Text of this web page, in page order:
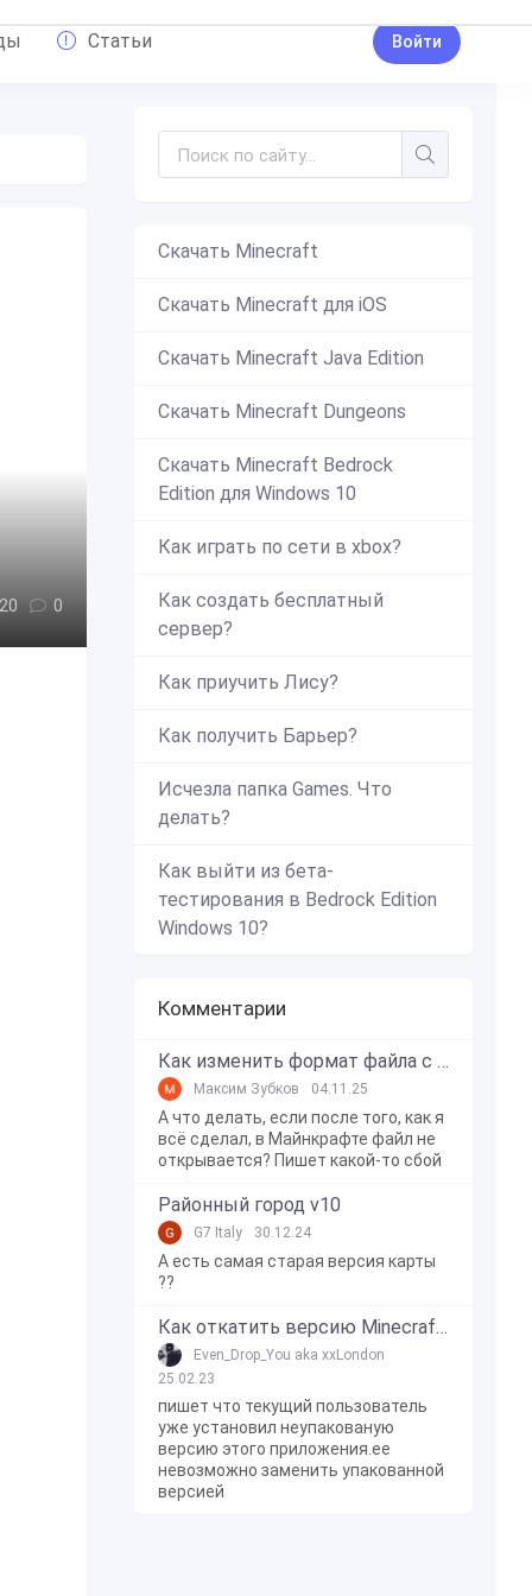
Статьи Войти
0
Скачать Minecraft
Скачать Minecraft для iOS
Скачать Minecraft Java Edition
Скачать Minecraft Dungeons
Скачать Minecraft Bedrock
Edition для Windows 10
Как играть по сети в xbox?
Как создать бесплатный
сервер?
Как приучить Лису?
Как получить Барьер?
Исчезла папка Games. Что
делать?
Как выйти из бета-
тестирования в Bedrock Edition
Windows 10?
Комментарии
Как изменить формат файла с zip в mcworld?
Максим Зубков 04.11.25
А что делать, если после того, как я
всё сделал, в Майнкрафте файл не
открывается? Пишет какой-то сбой
Районный город v10
G7 Italy 30.12.24
А есть самая старая версия карты
??
Как откатить версию Minecraft Bedrock Edition на Windows 10?
Even_Drop_You aka xxLondon
25.02.23
пишет что текущий пользователь
уже установил неупакованую
версию этого приложения.ее
невозможно заменить упакованной
версией